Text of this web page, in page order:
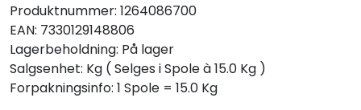
Produktnummer: 1264086700
EAN: 7330129148806
Lagerbeholdning: På lager
Salgsenhet: Kg ( Selges i Spole à 15.0 Kg )
Forpakningsinfo: 1 Spole = 15.0 Kg